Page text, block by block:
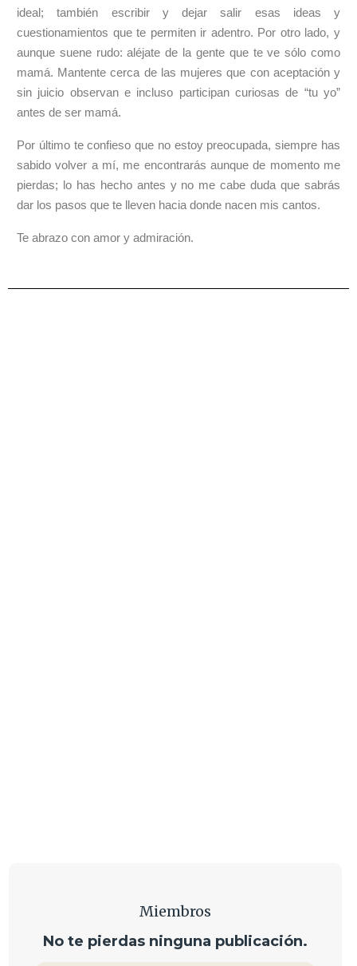
ideal; también escribir y dejar salir esas ideas y
cuestionamientos que te permiten ir adentro. Por otro lado, y
aunque suene rudo: aléjate de la gente que te ve sólo como
mamá. Mantente cerca de las mujeres que con aceptación y
sin juicio observan e incluso participan curiosas de “tu yo”
antes de ser mamá.
Por último te confieso que no estoy preocupada, siempre has
sabido volver a mí, me encontrarás aunque de momento me
pierdas; lo has hecho antes y no me cabe duda que sabrás
dar los pasos que te lleven hacia donde nacen mis cantos.
Te abrazo con amor y admiración.
Miembros
No te pierdas ninguna publicación.